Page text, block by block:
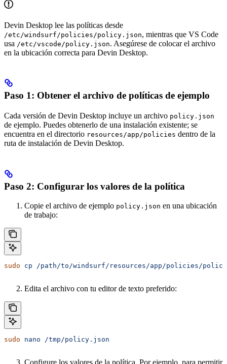
Devin Desktop lee las políticas desde
/etc/windsurf/policies/policy.json, mientras que VS Code
usa /etc/vscode/policy.json. Asegúrese de colocar el archivo
en la ubicación correcta para Devin Desktop.
Paso 1: Obtener el archivo de políticas de ejemplo
Cada versión de Devin Desktop incluye un archivo policy.json
de ejemplo. Puedes obtenerlo de una instalación existente; se
encuentra en el directorio resources/app/policies dentro de la
ruta de instalación de Devin Desktop.
Paso 2: Configurar los valores de la política
Copie el archivo de ejemplo policy.json en una ubicación
de trabajo:
sudo cp /path/to/windsurf/resources/app/policies/
Edita el archivo con tu editor de texto preferido:
sudo nano /tmp/policy.json